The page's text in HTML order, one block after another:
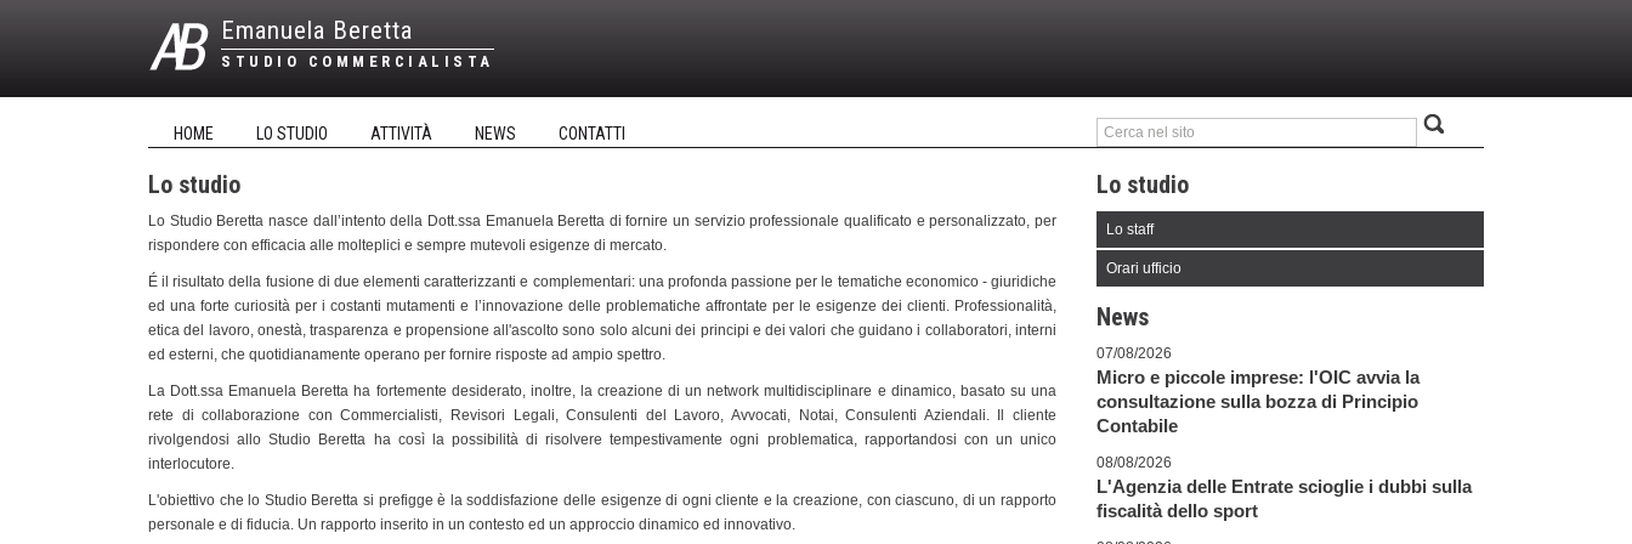
Emanuela Beretta
STUDIO COMMERCIALISTA
HOME LO STUDIO ATTIVITÀ NEWS CONTATTI
Lo studio
Lo Studio Beretta nasce dall’intento della Dott.ssa Emanuela Beretta di fornire un servizio professionale qualificato e personalizzato, per
rispondere con efficacia alle molteplici e sempre mutevoli esigenze di mercato.
É il risultato della fusione di due elementi caratterizzanti e complementari: una profonda passione per le tematiche economico- giuridiche
ed una forte curiosità per i costanti mutamenti e l ’innovazione delle problematiche affrontate per le esigenze dei clienti. Professionalità,
etica del lavoro, onestà, trasparenza e propensione all'ascolto sono solo alcuni dei principi e dei valori che guidano i collaboratori, interni
ed esterni, che quotidianamente operano per fornire risposte ad ampio spettro.
La Dott.ssa Emanuela Beretta ha fortemente desiderato, inoltre, la creazione di un network multidisciplinare e dinamico, basato su una
rete di collaborazione con Commercialisti, Revisori Legali, Consulenti del Lavoro, Avvocati, Notai, Consulenti Aziendali. Il cliente
rivolgendosi allo Studio Beretta ha così la possibilità di risolvere tempestivamente ogni problematica, rapportandosi con un unico
interlocutore.
L'obiettivo che lo Studio Beretta si prefigge è la soddisfazione delle esigenze di ogni cliente e la creazione, con ciascuno, di un rapporto
personale e di fiducia. Un rapporto inserito in un contesto ed un approccio dinamico ed innovativo.
Lo studio
Lo staff
Orari ufficio
News
07/08/2026
Micro e piccole imprese: l'OIC avvia la
consultazione sulla bozza di Principio
Contabile
08/08/2026
L'Agenzia delle Entrate scioglie i dubbi sulla
fiscalità dello sport